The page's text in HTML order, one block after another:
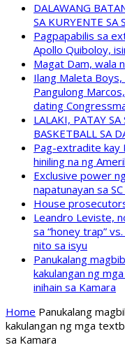
DALAWANG
SA KURYENTE SA
Pagpapabilis sa
Apollo Quiboloy,
Magat Dam, wala
Ilang Maleta Boys,
Pangulong
dating
LALAKI, PATAY
BASKETBALL SA
Pag-extradite kay
hiniling na ng
Exclusive power
napatunayan sa
House
Leandro Leviste,
sa “honey trap”
nito sa isyu
Panukalang
kakulangan ng
inihain sa Kamara
Home Panukalang
kakulangan ng mga
sa Kamara